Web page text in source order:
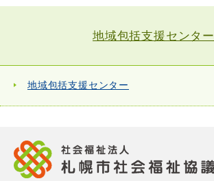
地域包括支援センター
地域包括支援センター